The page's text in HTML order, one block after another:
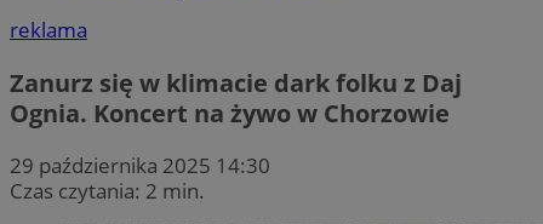
reklama
Zanurz się w klimacie dark folku z Daj
Ognia. Koncert na żywo w Chorzowie
29 października 2025 14:30
Czas czytania: 2 min.